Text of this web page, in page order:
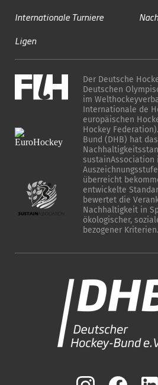
Internationale Turniere
Ligen
Der Deutsche
Deutschen
im
Internationale de
europäischen
Hockey
Bund (DHB) hat
sustainAssociation
überreicht
entwickelte
bewertet die
Nachhaltigkeit in
ökologischer,
bezogener Kriterien.